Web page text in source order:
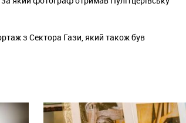
з Сектора Гази, який також був